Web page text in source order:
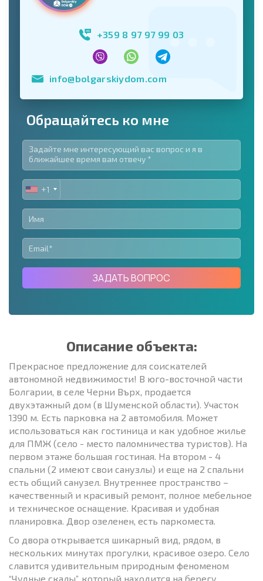
+359 8 97 97 99 03
info@bolgarskiydom.com
Обращайтесь ко мне
UNITED
STATES
+1
+1
ЗАДАТЬ ВОПРОС
Описание объекта:
Прекрасное предложение для соискателей
автономной недвижимости! В юго-восточной части
Болгарии, в селе Черни Върх, продается
двухэтажный дом (в Шуменской области). Участок
1390 м. Есть парковка на 2 автомобиля. Может
использоваться как гостиница и как удобное жилье
для ПМЖ (село - место паломничества туристов). На
первом этаже большая гостиная. На втором - 4
спальни (2 имеют свои санузлы) и еще на 2 спальни
есть общий санузел. Внутреннее пространство –
качественный и красивый ремонт, полное мебельное
и техническое оснащение. Красивая и удобная
планировка. Двор озеленен, есть паркоместа.
Со двора открывается шикарный вид, рядом, в
нескольких минутах прогулки, красивое озеро. Село
славится удивительным природным феноменом
“Чудные скалы”, который находится на берегу